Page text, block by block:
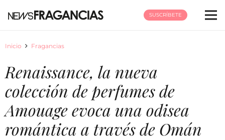
SUSCRÍBETE
Inicio Fragancias
Renaissance, la nueva
colección de perfumes de
Amouage evoca una odisea
romántica a través de Omán